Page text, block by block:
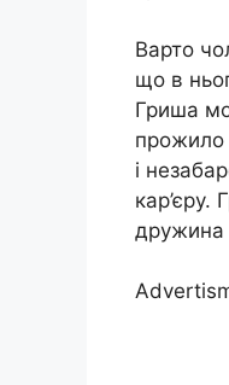
Варто
що в
Гриша
прожило
і
кар’єру.
дружина